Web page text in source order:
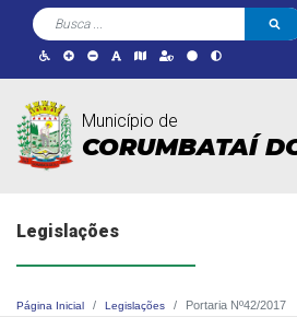
Município de
CORUMBATAÍ
Legislações
Página Inicial Legislações Portaria Nº42/2017